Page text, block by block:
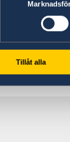
Tillåt alla
entreprises
Tetra Pak